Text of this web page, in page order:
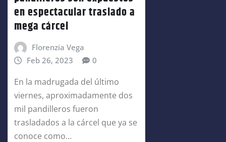
en espectacular traslado a
mega cárcel
Florenzia Vega
Feb 26, 2023
0
En la madrugada del último
viernes, aproximadamente dos
mil pandilleros fueron
trasladados a la cárcel que ya se
conoce como…